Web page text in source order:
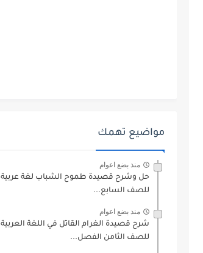
مواضيع تهمك
منذ بضع اعوام
حل وشرح قصيدة طموح الشباب لغة عربية
للصف السابع...
منذ بضع اعوام
شرح قصيدة الغرام القاتل في اللغة العربية
للصف الثامن الفصل...